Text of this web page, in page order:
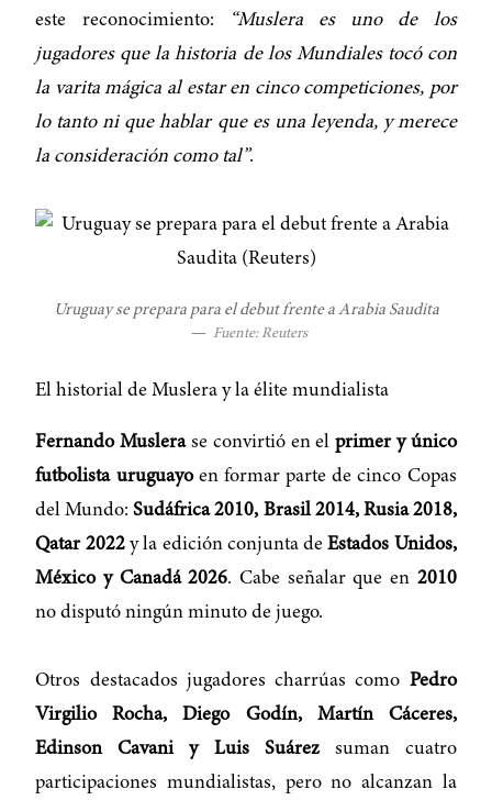
este reconocimiento:
“Muslera es uno de los
jugadores que la historia de los Mundiales tocó con
la varita mágica al estar en cinco competiciones, por
lo tanto ni que hablar que es una leyenda, y merece
la consideración como tal”.
Uruguay se prepara para el debut frente a Arabia Saudita
— Fuente: Reuters
El historial de Muslera y la élite mundialista
Fernando Muslerase convirtió en elprimer y único
futbolista uruguayoen formar parte de cinco Copas
del Mundo:Sudáfrica 2010, Brasil 2014, Rusia 2018,
Qatar 2022y la edición conjunta deEstados Unidos,
México y Canadá 2026. Cabe señalar que en 2010
no disputó ningún minuto de juego.
Otros destacados jugadores charrúas como Pedro
Virgilio Rocha, Diego Godín, Martín Cáceres,
Edinson Cavani y Luis Suárezsuman cuatro
participaciones mundialistas, pero no alcanzan la